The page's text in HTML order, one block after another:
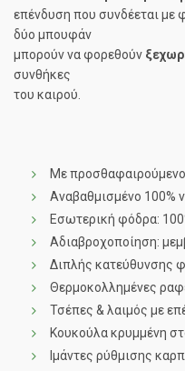
επένδυση που συνδέεται με
δύο μπουφάν
μπορούν να φορεθούν
συνθήκες
του καιρού.
Με
Αναβαθμισμένο 100%
Εσωτερική φόδρα:
Αδιαβροχοποίηση:
Διπλής κατεύθυνσης
Θερμοκολλημένες
Τσέπες & λαιμός με
Κουκούλα κρυμμένη
Ιμάντες ρύθμισης